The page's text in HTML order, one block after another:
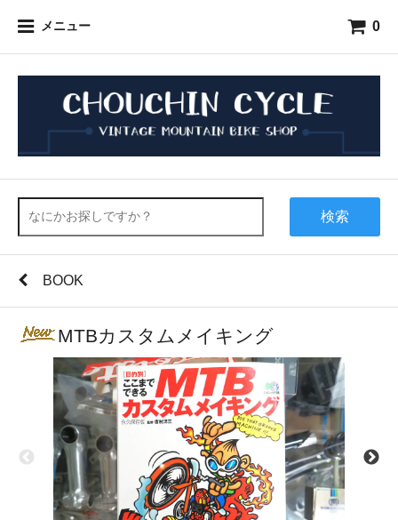
メニュー 0
検索
BOOK
MTBカスタムメイキング